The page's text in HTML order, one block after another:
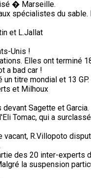
� Marseille.
spécialistes du
et L.Jallat
Unis !
Elles ont terminé
a bad car !
titre mondial et 13
et Milhoux
Sagette et Garcia.
Tomac, qui a
vacant, R.Villopoto
des 20 inter-experts
la suspension